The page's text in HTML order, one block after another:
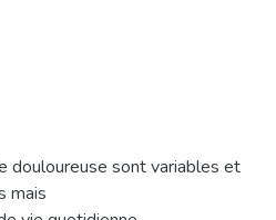
douloureuse sont variables et
mais